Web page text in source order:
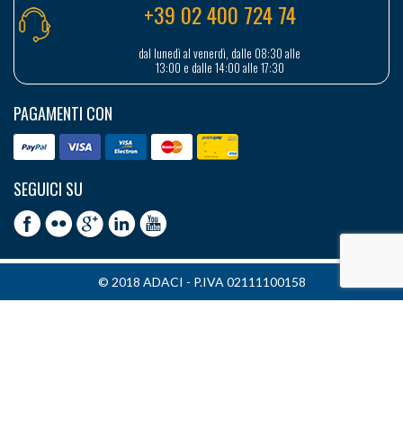
+39 02 400 724 74
dal lunedì al venerdì, dalle 08:30 alle
13:00 e dalle 14:00 alle 17:30
PAGAMENTI CON
SEGUICI SU
© 2018 ADACI - P.IVA 02111100158